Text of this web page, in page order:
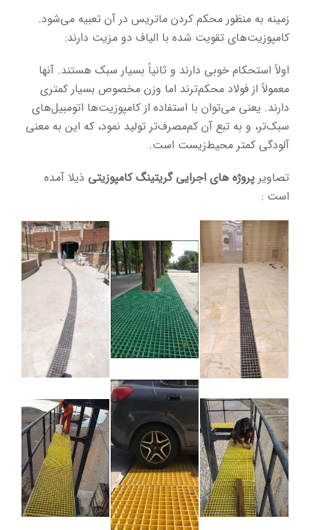
زمینه به منظور محکم کردن ماتریس در آن تعبیه می‌شود.
کامپوزیت‌های تقویت شده با الیاف دو مزیت دارند:
اولاً استحکام خوبی دارند و ثانیاً بسیار سبک هستند. آنها
معمولاً از فولاد محکم‌ترند اما وزن مخصوص بسیار کمتری
دارند. یعنی می‌توان با استفاده از کامپوزیت‌ها اتومبیل‌های
سبک‌تر، و به تبع آن کم‌مصرف‌تر تولید نمود، که این به معنی
آلودگی کمتر محیط‌زیست است.
تصاویر پروژه های اجرایی گریتینگ کامپوزیتی ذیلا آمده
است :